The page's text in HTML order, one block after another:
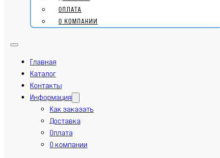
ОПЛАТА
О КОМПАНИИ
Главная
Каталог
Контакты
Информация
Как заказать
Доставка
Оплата
О компании